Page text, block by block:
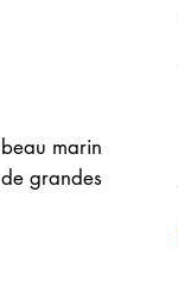
marin
grandes